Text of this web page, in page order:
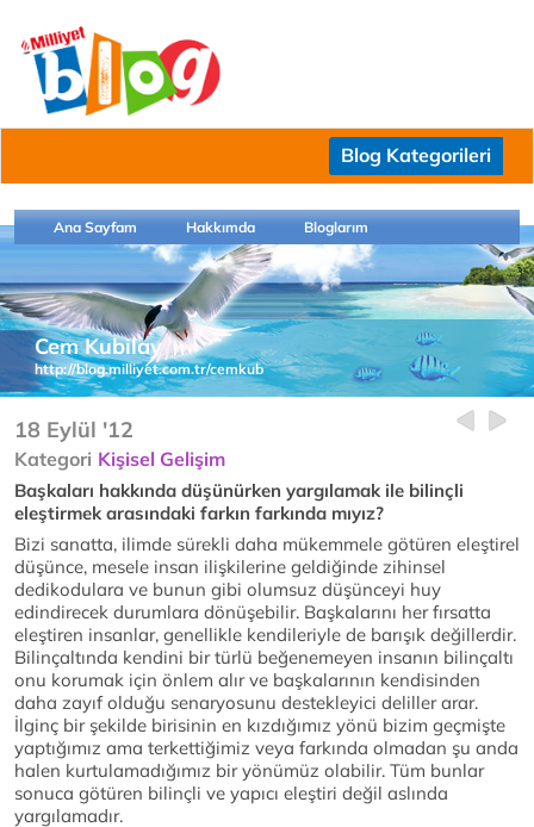
Blog Kategorileri
Ana Sayfam Hakkımda Bloglarım
Cem Kubilay
http://blog.milliyet.com.tr/cemkub
18 Eylül '12
Kategori Kişisel Gelişim
Başkaları hakkında düşünürken yargılamak ile bilinçli
eleştirmek arasındaki farkın farkında mıyız?
Bizi sanatta, ilimde sürekli daha mükemmele götüren eleştirel
düşünce, mesele insan ilişkilerine geldiğinde zihinsel
dedikodulara ve bunun gibi olumsuz düşünceyi huy
edindirecek durumlara dönüşebilir. Başkalarını her fırsatta
eleştiren insanlar, genellikle kendileriyle de barışık değillerdir.
Bilinçaltında kendini bir türlü beğenemeyen insanın bilinçaltı
onu korumak için önlem alır ve başkalarının kendisinden
daha zayıf olduğu senaryosunu destekleyici deliller arar.
İlginç bir şekilde birisinin en kızdığımız yönü bizim geçmişte
yaptığımız ama terkettiğimiz veya farkında olmadan şu anda
halen kurtulamadığımız bir yönümüz olabilir. Tüm bunlar
sonuca götüren bilinçli ve yapıcı eleştiri değil aslında
yargılamadır.